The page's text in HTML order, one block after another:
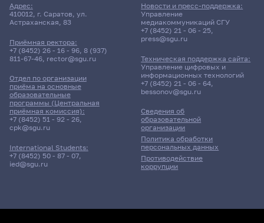
Адрес:
410012, г. Саратов, ул.
Астраханская, 83
Приёмная ректора:
+7 (8452) 26 - 16 - 96, 8 (937)
811-67-46, rector@sgu.ru
Отдел по организации
приёма на основные
образовательные
программы (Центральная
приёмная комиссия):
+7 (8452) 51 - 92 - 26,
cpk@sgu.ru
International Students:
+7 (8452) 50 - 87 - 07,
ied@sgu.ru
Сведения об
образовательной
организации
Политика обработки
персональных данных
Противодействие
коррупции
Новости и пресс-поддержка:
Управление
медиакоммуникаций СГУ
+7 (8452) 21 - 06 - 25,
press@sgu.ru
Техническая поддержка сайта:
Управление цифровых и
информационных технологий
+7 (8452) 21 - 06 - 64,
bessonov@sgu.ru